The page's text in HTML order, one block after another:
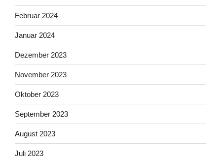
Februar 2024
Januar 2024
Dezember 2023
November 2023
Oktober 2023
September 2023
August 2023
Juli 2023